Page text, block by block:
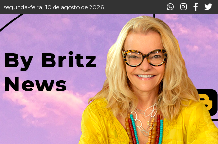
segunda-feira, 10 de agosto de 2026